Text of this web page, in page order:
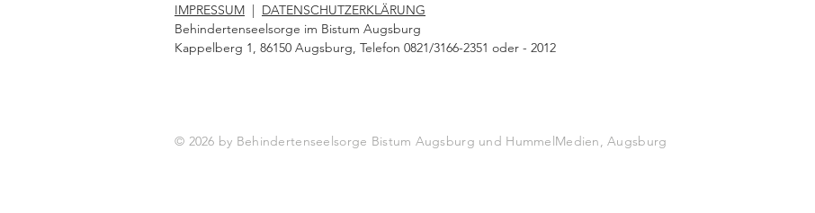
IMPRESSUM | DATENSCHUTZERKLÄRUNG
Behindertenseelsorge im Bistum Augsburg
Kappelberg 1, 86150 Augsburg, Telefon 0821/3166-2351 oder - 2012
© 2026 by Behindertenseelsorge Bistum Augsburg und HummelMedien, Augsburg